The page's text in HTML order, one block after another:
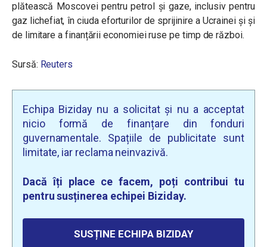
plătească Moscovei pentru petrol și gaze, inclusiv pentru
gaz lichefiat, în ciuda eforturilor de sprijinire a Ucrainei și și
de limitare a finanțării economiei ruse pe timp de război.
Sursă: Reuters
Echipa Biziday nu a solicitat și nu a acceptat
nicio formă de finanțare din fonduri
guvernamentale. Spațiile de publicitate sunt
limitate, iar reclama neinvazivă.
Dacă îți place ce facem, poți contribui tu
pentru susținerea echipei Biziday.
SUSȚINE ECHIPA BIZIDAY